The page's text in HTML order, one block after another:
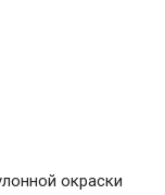
окраски